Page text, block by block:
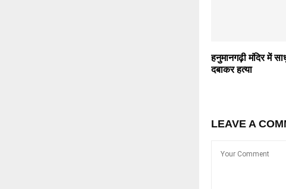
हनुमानगढ़ी मंदिर में
दबाकर हत्‍या
LEAVE A